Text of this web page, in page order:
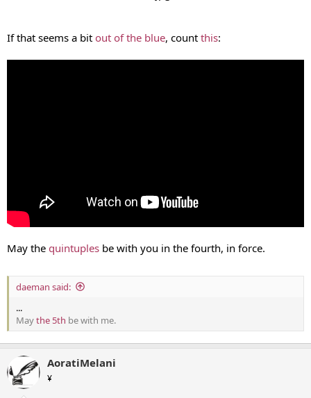
If that seems a bit out of the blue, count this:
May the quintuples be with you in the fourth, in force.
daeman said:
...
Maythe 5th be with me.
AoratiMelani
¥